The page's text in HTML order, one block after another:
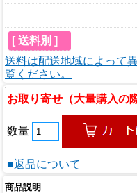
[ 送料別 ]
送料は配送地域によって
覧ください。
お取り寄せ（大量購入の
数量
■返品について
商品説明